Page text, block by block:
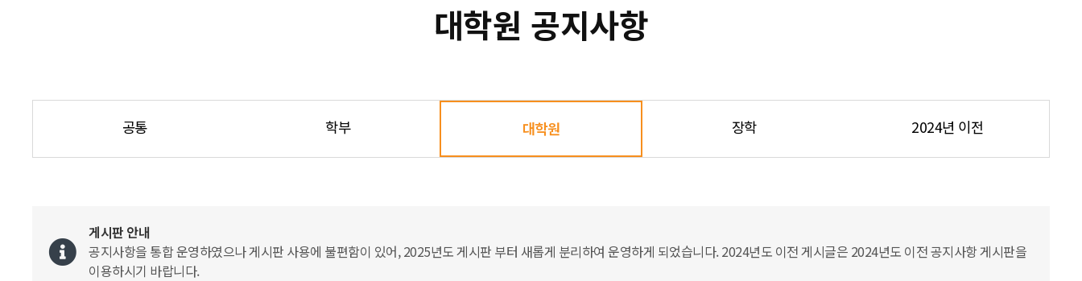
대학원 공지사항
공통 학부 대학원 장학 2024년 이전
게시판 안내
공지사항을 통합 운영하였으나 게시판 사용에 불편함이 있어, 2025년도 게시판 부터 새롭게 분리하여 운영하게 되었습니다. 2024년도 이전 게시글은 2024년도 이전 공지사항 게시판을
이용하시기 바랍니다.